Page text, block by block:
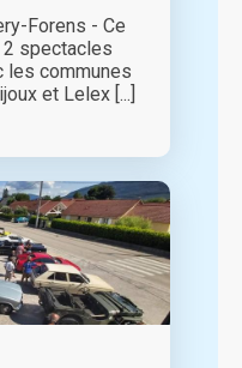
Forens - Ce
spectacles
les communes
et Lelex [...]